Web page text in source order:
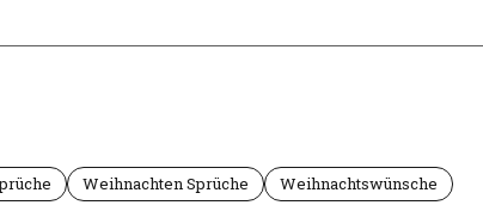
Weihnachten Sprüche Weihnachtswünsche